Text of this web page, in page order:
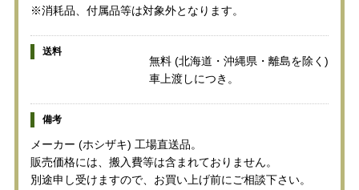
※消耗品、付属品等は対象外となります。
送料
無料 (北海道・沖縄県・離島を除く)
車上渡しにつき。
備考
メーカー (ホシザキ) 工場直送品。
販売価格には、搬入費等は含まれておりません。
別途申し受けますので、お買い上げ前にご相談下さい。